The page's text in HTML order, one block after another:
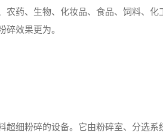
药、生物、化妆品、食品、饲料、化
效果更为。
细粉碎的设备。它由粉碎室、分选系